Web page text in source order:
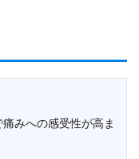
みへの感受性が高ま